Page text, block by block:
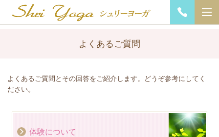
よくあるご質問
よくあるご質問とその回答をご紹介します。どうぞ参考にしてく
ださい。
体験について